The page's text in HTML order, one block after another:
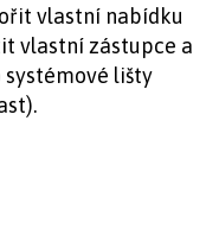
vlastní nabídku
vlastní zástupce a
lišty